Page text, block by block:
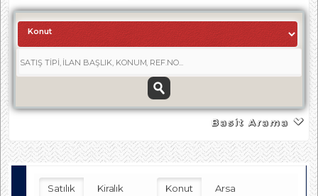
Basit Arama
Satılık Kiralık Konut Arsa